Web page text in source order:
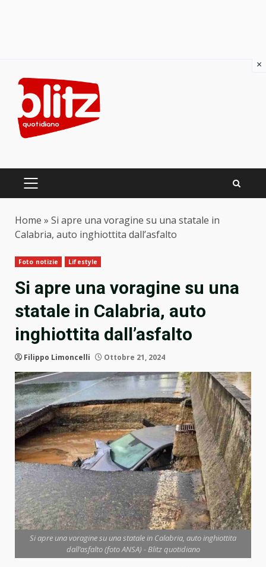
content
PRIMARY
Home » Si apre una voragine su una statale in
Calabria, auto inghiottita dall’asfalto
Foto notizie Lifestyle
Si apre una voragine su una
statale in Calabria, auto
inghiottita dall’asfalto
Filippo Limoncelli Ottobre 21, 2024
Si apre una voragine su una statale in Calabria, auto inghiottita
dall’asfalto (foto ANSA) - Blitz quotidiano
×